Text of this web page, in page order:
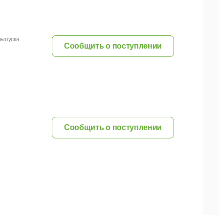
Сообщить о поступлении
Сообщить о поступлении